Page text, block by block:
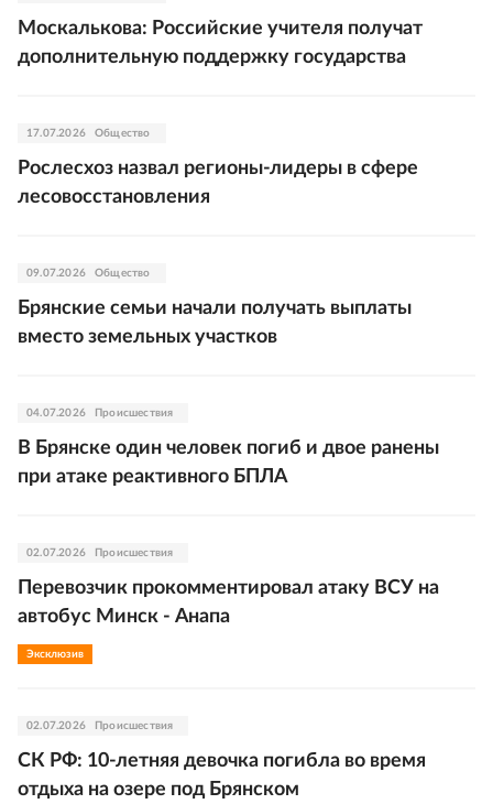
Москалькова: Российские учителя получат
дополнительную поддержку государства
17.07.2026 Общество
Рослесхоз назвал регионы-лидеры в сфере
лесовосстановления
09.07.2026 Общество
Брянские семьи начали получать выплаты
вместо земельных участков
04.07.2026 Происшествия
В Брянске один человек погиб и двое ранены
при атаке реактивного БПЛА
02.07.2026 Происшествия
Перевозчик прокомментировал атаку ВСУ на
автобус Минск - Анапа
Эксклюзив
02.07.2026 Происшествия
СК РФ: 10-летняя девочка погибла во время
отдыха на озере под Брянском